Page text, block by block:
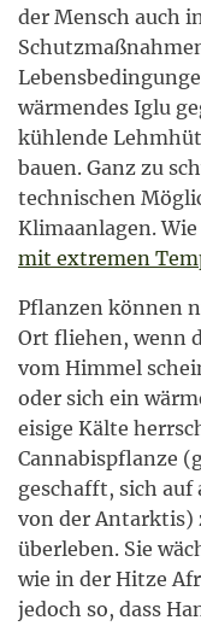
der Mensch auch
wärmendes Iglu
kühlende
bauen. Ganz zu
technischen
Klimaanlagen.
mit extremen
Pflanzen können
Ort fliehen, wenn
vom Himmel
oder sich ein
eisige Kälte
Cannabispflanze
geschafft, sich
von der Antarktis)
überleben. Sie
wie in der Hitze
jedoch so, dass